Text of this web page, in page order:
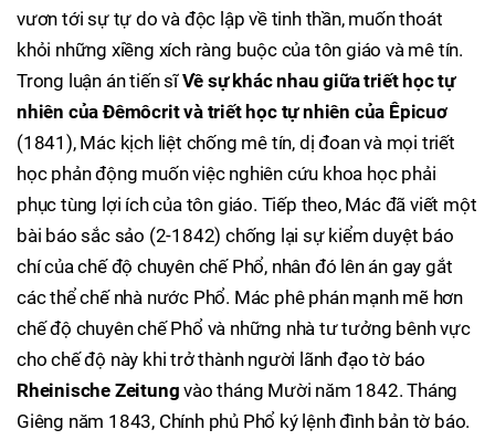
vươn tới sự tự do và độc lập về tinh thần, muốn thoát
khỏi những xiềng xích ràng buộc của tôn giáo và mê tín.
Trong luận án tiến sĩVề sự khác nhau giữa triết học tự
nhiên của Đêmôcrit và triết học tự nhiên của Êpicuơ
(1841), Mác kịch liệt chống mê tín, dị đoan và mọi triết
học phản động muốn việc nghiên cứu khoa học phải
phục tùng lợi ích của tôn giáo. Tiếp theo, Mác đã viết một
bài báo sắc sảo (2-1842) chống lại sự kiểm duyệt báo
chí của chế độ chuyên chế Phổ, nhân đó lên án gay gắt
các thể chế nhà nước Phổ. Mác phê phán mạnh mẽ hơn
chế độ chuyên chế Phổ và những nhà tư tưởng bênh vực
cho chế độ này khi trở thành người lãnh đạo tờ báo
Rheinische Zeitung vào tháng Mười năm 1842. Tháng
Giêng năm 1843, Chính phủ Phổ ký lệnh đình bản tờ báo.